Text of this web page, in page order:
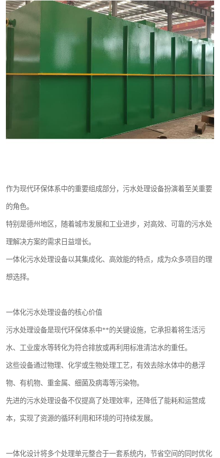
作为现代环保体系中的重要组成部分，污水处理设备扮演着至关重要
的角色。
特别是德州地区，随着城市发展和工业进步，对高效、可靠的污水处
理解决方案的需求日益增长。
一体化污水处理设备以其集成化、高效能的特点，成为众多项目的理
想选择。
一体化污水处理设备的核心价值
污水处理设备是现代环保体系中**的关键设施，它承担着将生活污
水、工业废水等转化为符合排放或再利用标准清洁水的重任。
这些设备通过物理、化学或生物处理工艺，有效去除水体中的悬浮
物、有机物、重金属、细菌及病毒等污染物。
先进的污水处理设备不仅提高了处理效率，还降低了能耗和运营成
本，实现了资源的循环利用和环境的可持续发展。
一体化设计将多个处理单元整合于一套系统内，节省空间的同时优化
一体化污水处理设备
医院辐射污水衰变池